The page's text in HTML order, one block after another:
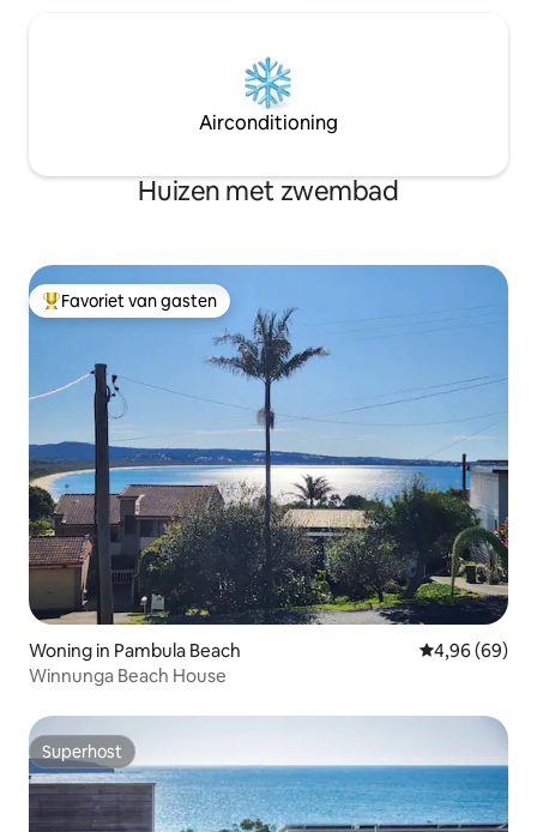
Airconditioning
Huizen met zwembad
Topfavoriet van gasten
Favoriet van gasten
Woning in Pambula Beach Gemiddelde
4,96 (69)
Winnunga Beach House
Superhost
Superhost